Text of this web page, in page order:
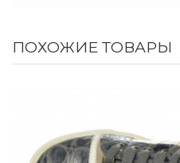
ПОХОЖИЕ ТОВАРЫ